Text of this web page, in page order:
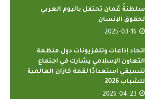
سلطنةُ عُمان تحتفل باليوم العربي
لحقوق الإنسان
2025-03-16
اتحاد إذاعات وتلفزيونات دول منظمة
التعاون الإسلامي يشارك في اجتماع
تنسيقي استعدادًا لقمة كازان العالمية
للشباب 2026
2026-04-23